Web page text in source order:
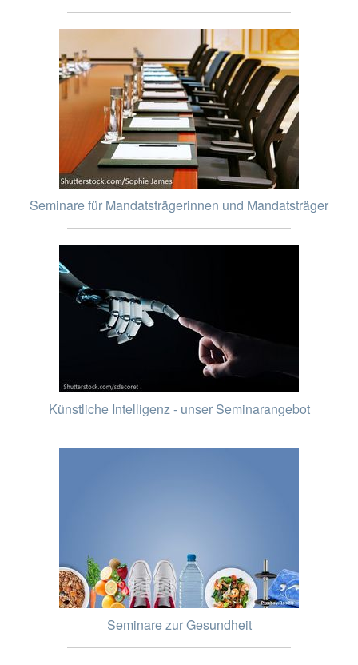
Seminare für Mandatsträgerinnen und Mandatsträger
Künstliche Intelligenz - unser Seminarangebot
Seminare zur Gesundheit